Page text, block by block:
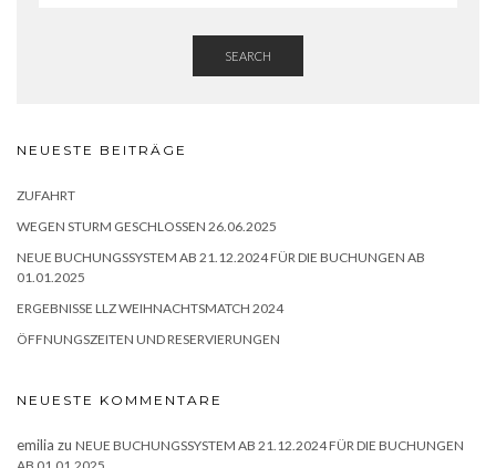
SEARCH
NEUESTE BEITRÄGE
ZUFAHRT
WEGEN STURM GESCHLOSSEN 26.06.2025
NEUE BUCHUNGSSYSTEM AB 21.12.2024 FÜR DIE BUCHUNGEN AB
01.01.2025
ERGEBNISSE LLZ WEIHNACHTSMATCH 2024
ÖFFNUNGSZEITEN UND RESERVIERUNGEN
NEUESTE KOMMENTARE
emilia zu NEUE BUCHUNGSSYSTEM AB 21.12.2024 FÜR DIE BUCHUNGEN